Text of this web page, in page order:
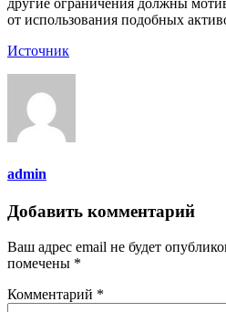
другие ограничения должны
от использования подобных
Источник
admin
Добавить комментарий
Ваш адрес email не будет
помечены *
Комментарий *